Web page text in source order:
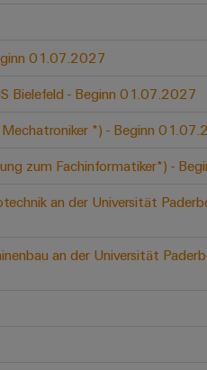
01.07.2027
Bielefeld - Beginn 01.07.2027
*) - Beginn
zum Fachinformatiker*) -
an der Universität
an der Universität